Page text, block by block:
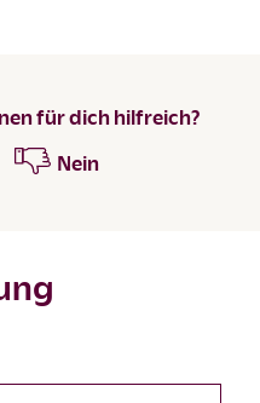
für dich hilfreich?
Nein